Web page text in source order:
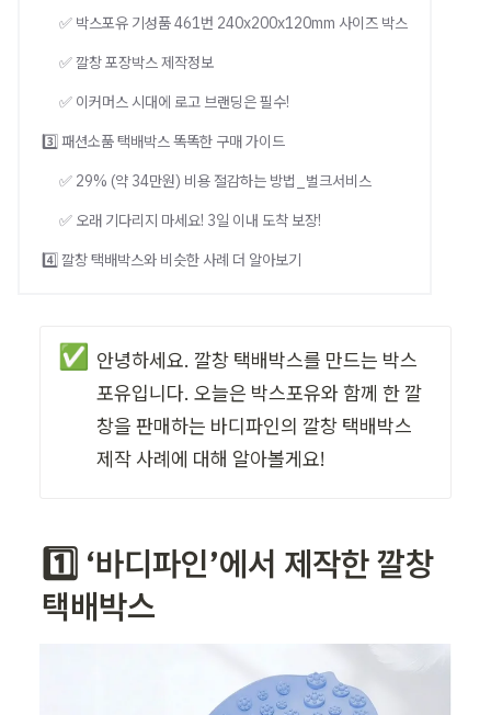
✅ 박스포유 기성품 461번 240x200x120mm 사이즈 박스
✅ 깔창 포장박스 제작정보
✅ 이커머스 시대에 로고 브랜딩은 필수!
3️⃣ 패션소품 택배박스 똑똑한 구매 가이드
✅ 29% (약 34만원) 비용 절감하는 방법_벌크서비스
✅ 오래 기다리지 마세요! 3일 이내 도착 보장!
4️⃣ 깔창 택배박스와 비슷한 사례 더 알아보기
✅ 안녕하세요. 깔창 택배박스를 만드는 박스
포유입니다. 오늘은 박스포유와 함께 한 깔
창을 판매하는 바디파인의 깔창 택배박스
제작 사례에 대해 알아볼게요!
1️⃣ ‘바디파인’에서 제작한 깔창
택배박스